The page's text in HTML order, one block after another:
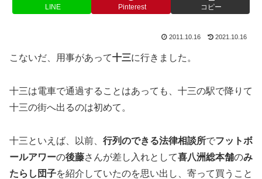
LINE Pinterest コピー
2011.10.16 2021.10.16
こないだ、用事があって十三に行きました。
十三は電車で通過することはあっても、十三の駅で降りて
十三の街へ出るのは初めて。
十三といえば、以前、 行列のできる法律相談所でフットボ
ールアワーの後藤さんが差し入れとして喜八洲総本舗のみ
たらし団子を紹介していたのを思い出し、寄って買うこと